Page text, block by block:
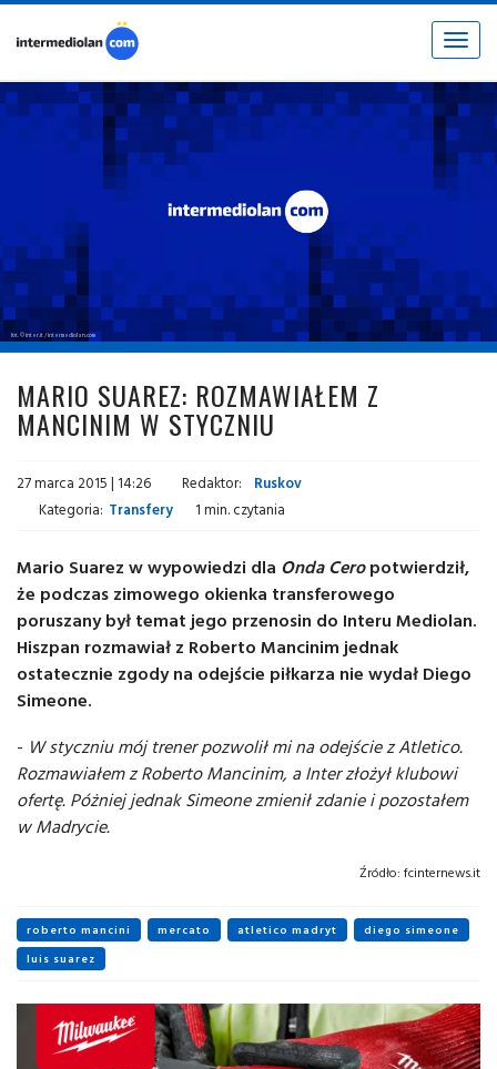
Toggle
fot. © inter.it / intermediolan.com
MARIO SUAREZ: ROZMAWIAŁEM Z
MANCINIM W STYCZNIU
27 marca 2015 | 14:26 Redaktor:
Ruskov
Kategoria: Transfery 1 min. czytania
Mario Suarez w wypowiedzi dla Onda Ceropotwierdził,
że podczas zimowego okienka transferowego
poruszany był temat jego przenosin do Interu Mediolan.
Hiszpan rozmawiał z Roberto Mancinim jednak
ostatecznie zgody na odejście piłkarza nie wydał Diego
Simeone.
- W styczniu mój trener pozwolił mi na odejście z Atletico.
Rozmawiałem z Roberto Mancinim, a Inter złożył klubowi
ofertę. Póżniej jednak Simeone zmienił zdanie i pozostałem
w Madrycie.
Źródło: fcinternews.it
roberto mancini mercato atletico madryt
diego simeone
luis suarez